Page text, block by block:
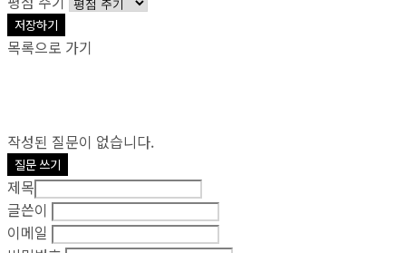
저장하기
목록으로 가기
작성된 질문이 없습니다.
질문 쓰기
제목
글쓴이
이메일